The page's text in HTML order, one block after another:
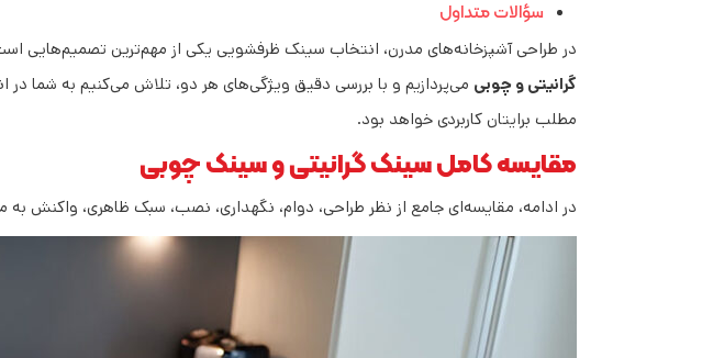
سؤالات متداول
در طراحی آشپزخانه‌های مدرن، انتخاب سینک ظرفشویی یکی از مهم‌ترین تصمیم‌هایی است
گرانیتی و چوبی می‌پردازیم و با بررسی دقیق ویژگی‌های هر دو، تلاش می‌کنیم به شما در
مطلب برایتان کاربردی خواهد بود.
مقایسه کامل سینک گرانیتی و سینک چوبی
در ادامه، مقایسه‌ای جامع از نظر طراحی، دوام، نگهداری، نصب، سبک ظاهری، واکنش